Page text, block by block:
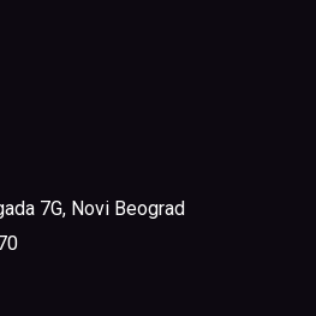
7G, Novi Beograd